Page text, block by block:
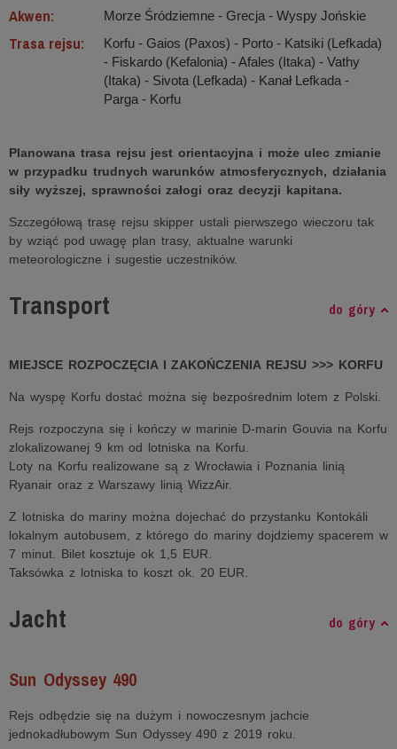
Akwen: Morze Śródziemne ‐ Grecja - Wyspy Jońskie
Trasa rejsu:
Korfu - Gaios (Paxos) - Porto - Katsiki (Lefkada)
- Fiskardo (Kefalonia) - Afales (Itaka) - Vathy
(Itaka) - Sivota (Lefkada) - Kanał Lefkada -
Parga - Korfu
Planowana trasa rejsu jest orientacyjna i może ulec zmianie
w przypadku trudnych warunków atmosferycznych, działania
siły wyższej, sprawności załogi oraz decyzji kapitana.
Szczegółową trasę rejsu skipper ustali pierwszego wieczoru tak
by wziąć pod uwagę plan trasy, aktualne warunki
meteorologiczne i sugestie uczestników.
Transport do góry
MIEJSCE ROZPOCZĘCIA I ZAKOŃCZENIA REJSU >>> KORFU
Na wyspę Korfu dostać można się bezpośrednim lotem z Polski.
Rejs rozpoczyna się i kończy w marinie D-marin Gouvia na Korfu
zlokalizowanej 9 km od lotniska na Korfu.
Loty na Korfu realizowane są z Wrocławia i Poznania linią
Ryanair oraz z Warszawy linią WizzAir.
Z lotniska do mariny można dojechać do przystanku Kontokáli
lokalnym autobusem, z którego do mariny dojdziemy spacerem w
7 minut. Bilet kosztuje ok 1,5 EUR.
Taksówka z lotniska to koszt ok. 20 EUR.
Jacht do góry
Sun Odyssey 490
Rejs odbędzie się na dużym i nowoczesnym jachcie
jednokadłubowym Sun Odyssey 490 z 2019 roku.